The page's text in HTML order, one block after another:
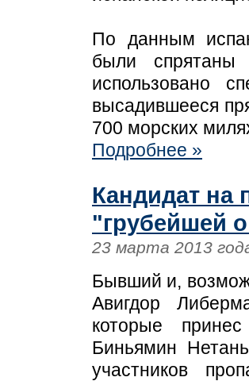
По данным
были
использовано
высадившееся
700 морских
Подробнее »
Кандидат на
"грубейшей
23 марта 2013
Бывший и,
Авигдор
которые
Биньямин
участников